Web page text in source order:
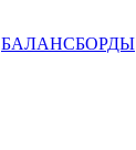
БАЛАНСБОРДЫ